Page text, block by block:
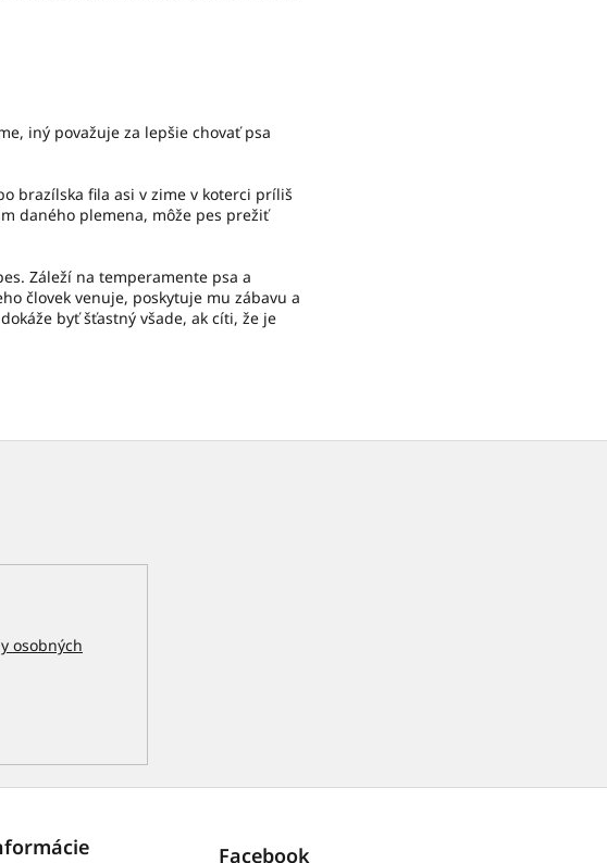
iný považuje za lepšie chovať psa
brazílska fila asi v zime v koterci príliš
daného plemena, môže pes prežiť
Záleží na temperamente psa a
človek venuje, poskytuje mu zábavu a
byť šťastný všade, ak cíti, že je
osobných
Facebook